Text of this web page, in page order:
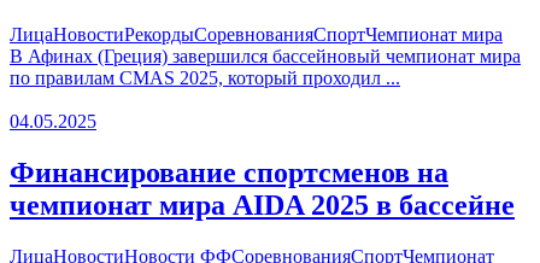
ЛицаНовостиРекордыСоревнованияСпортЧемпионат мира
В Афинах (Греция) завершился бассейновый чемпионат мира
по правилам CMAS 2025, который проходил ...
04.05.2025
Финансирование спортсменов на
чемпионат мира AIDA 2025 в бассейне
ЛицаНовостиНовости ФФСоревнованияСпортЧемпионат